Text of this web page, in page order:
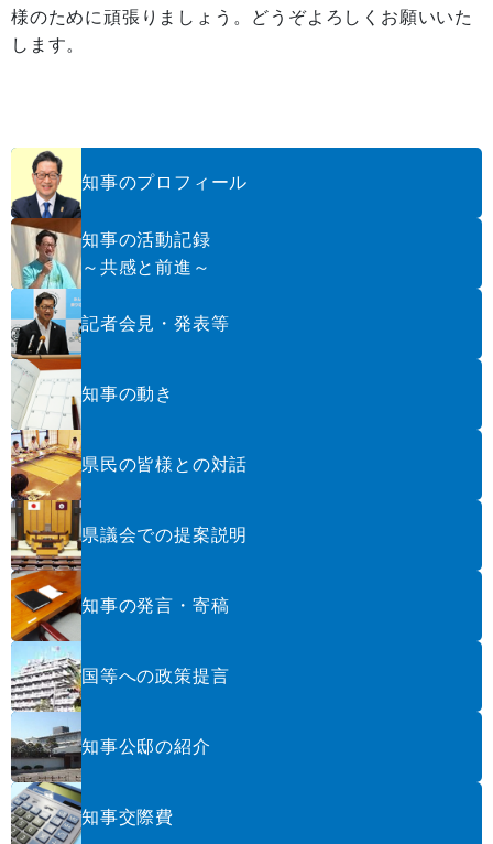
様のために頑張りましょう。どうぞよろしくお願いいた
します。
知事のプロフィール
知事の活動記録
～共感と前進～
記者会見・発表等
知事の動き
県民の皆様との対話
県議会での提案説明
知事の発言・寄稿
国等への政策提言
知事公邸の紹介
知事交際費